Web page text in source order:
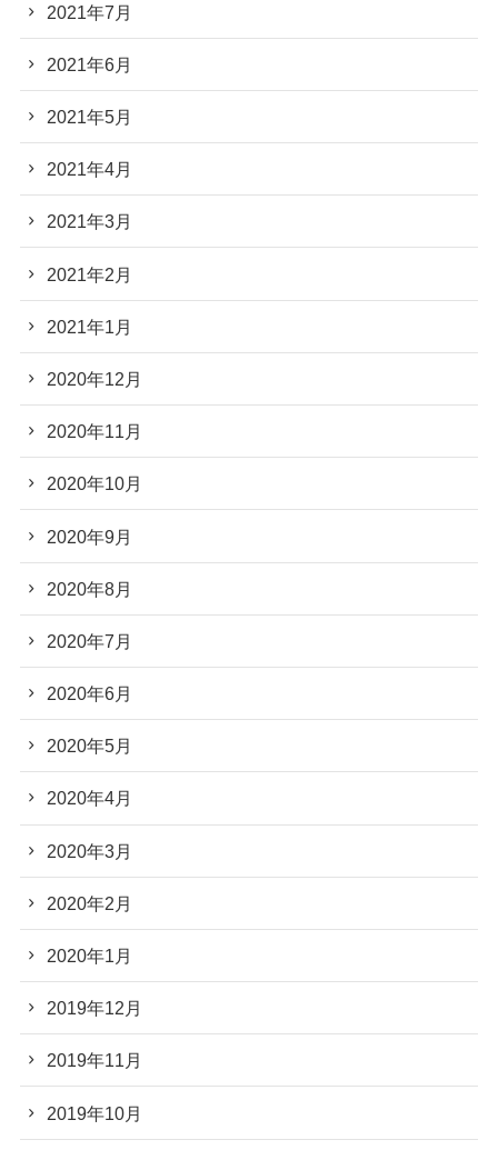
2021年7月
2021年6月
2021年5月
2021年4月
2021年3月
2021年2月
2021年1月
2020年12月
2020年11月
2020年10月
2020年9月
2020年8月
2020年7月
2020年6月
2020年5月
2020年4月
2020年3月
2020年2月
2020年1月
2019年12月
2019年11月
2019年10月